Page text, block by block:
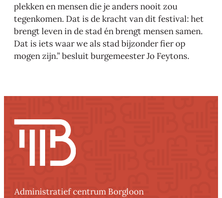
plekken en mensen die je anders nooit zou
tegenkomen. Dat is de kracht van dit festival: het
brengt leven in de stad én brengt mensen samen.
Dat is iets waar we als stad bijzonder fier op
mogen zijn.” besluit burgemeester Jo Feytons.
Contact
Administratief centrum Borgloon